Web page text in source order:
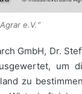
e.V.“
GmbH, Dr.
um
zu